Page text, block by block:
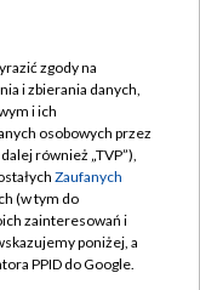
zgody na
i zbierania danych,
i ich
osobowych przez
również „TVP”),
Zaufanych
(w tym do
zainteresowań i
poniżej, a
PPID do Google.